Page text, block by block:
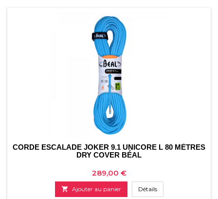
CORDE ESCALADE JOKER 9.1 UNICORE L 80 MÈTRES
DRY COVER BÉAL
Prix
289,00 €
 Ajouter au panier Détails